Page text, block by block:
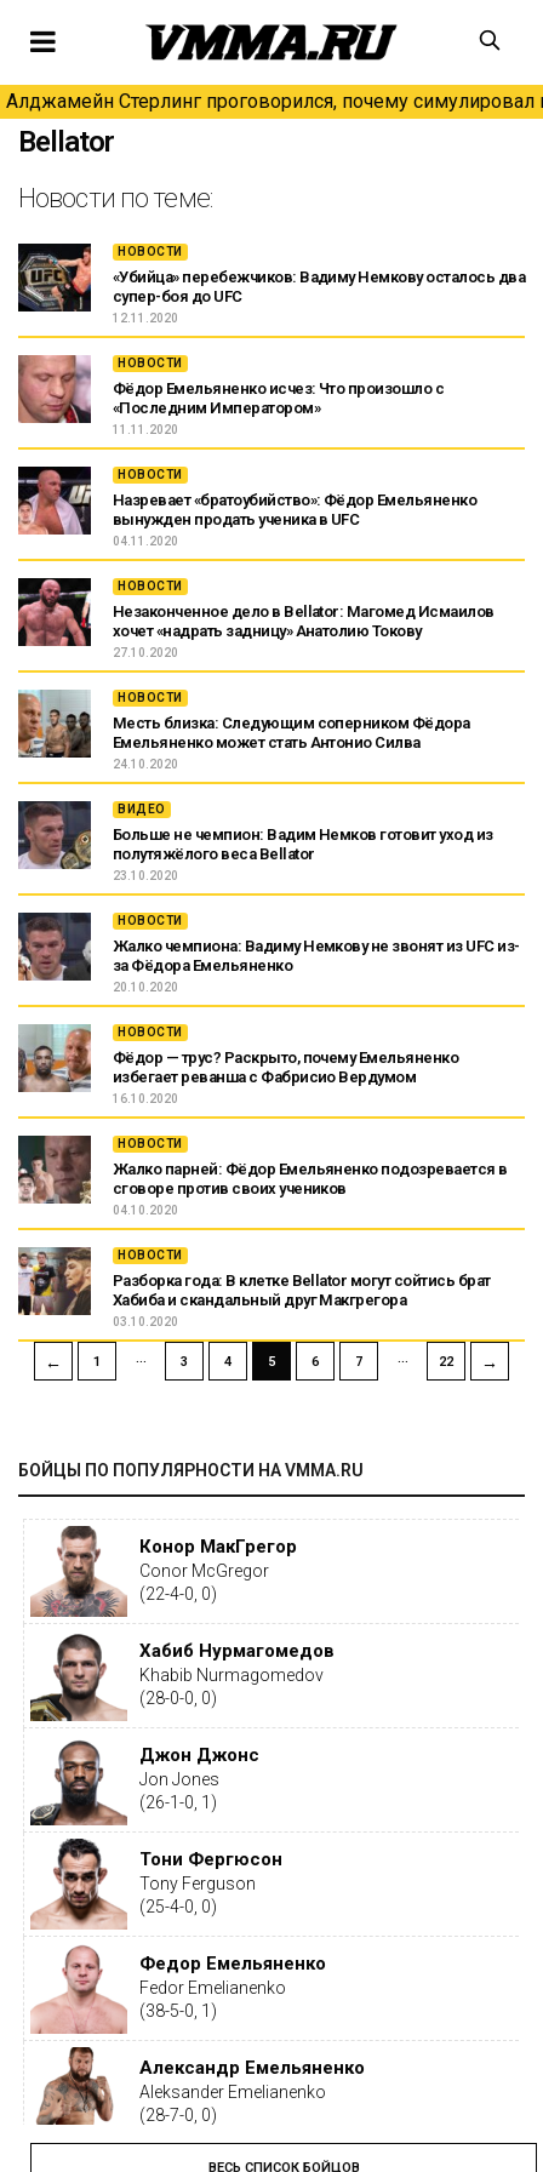
Алджамейн Стерлинг проговорился, почему симулировал
Bellator
Новости по теме:
НОВОСТИ
«Убийца» перебежчиков: Вадиму Немкову осталось два
супер-боя до UFC
12.11.2020
НОВОСТИ
Фёдор Емельяненко исчез: Что произошло с
«Последним Императором»
11.11.2020
НОВОСТИ
Назревает «братоубийство»: Фёдор Емельяненко
вынужден продать ученика в UFC
04.11.2020
НОВОСТИ
Незаконченное дело в Bellator: Магомед Исмаилов
хочет «надрать задницу» Анатолию Токову
27.10.2020
НОВОСТИ
Месть близка: Следующим соперником Фёдора
Емельяненко может стать Антонио Силва
24.10.2020
ВИДЕО
Больше не чемпион: Вадим Немков готовит уход из
полутяжёлого веса Bellator
23.10.2020
НОВОСТИ
Жалко чемпиона: Вадиму Немкову не звонят из UFC из-
за Фёдора Емельяненко
20.10.2020
НОВОСТИ
Фёдор — трус? Раскрыто, почему Емельяненко
избегает реванша с Фабрисио Вердумом
16.10.2020
НОВОСТИ
Жалко парней: Фёдор Емельяненко подозревается в
сговоре против своих учеников
04.10.2020
НОВОСТИ
Разборка года: В клетке Bellator могут сойтись брат
Хабиба и скандальный друг Макгрегора
03.10.2020
← 1 … 3 4 5 6 7 … 22 →
БОЙЦЫ ПО ПОПУЛЯРНОСТИ НА VMMA.RU
Конор МакГрегор
Conor McGregor
(22-4-0, 0)
Хабиб Нурмагомедов
Khabib Nurmagomedov
(28-0-0, 0)
Джон Джонс
Jon Jones
(26-1-0, 1)
Тони Фергюсон
Tony Ferguson
(25-4-0, 0)
Федор Емельяненко
Fedor Emelianenko
(38-5-0, 1)
Александр Емельяненко
Aleksander Emelianenko
(28-7-0, 0)
ВЕСЬ СПИСОК БОЙЦОВ